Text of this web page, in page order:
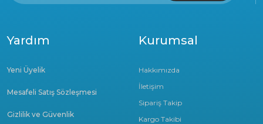
Kurumsal
Hakkımızda
İletişim
Sipariş Takip
Kargo Takibi
Yardım
Yeni Üyelik
Mesafeli Satış Sözleşmesi
Gizlilik ve Güvenlik